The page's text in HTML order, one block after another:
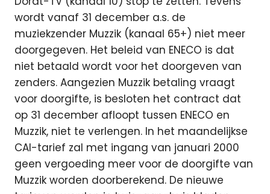
wordt vanaf 31 december a.s. de
muziekzender Muzzik (kanaal 65+) niet meer
doorgegeven. Het beleid van ENECO is dat
niet betaald wordt voor het doorgeven van
zenders. Aangezien Muzzik betaling vraagt
voor doorgifte, is besloten het contract dat
op 31 december afloopt tussen ENECO en
Muzzik, niet te verlengen. In het maandelijkse
CAI-tarief zal met ingang van januari 2000
geen vergoeding meer voor de doorgifte van
Muzzik worden doorberekend. De nieuwe